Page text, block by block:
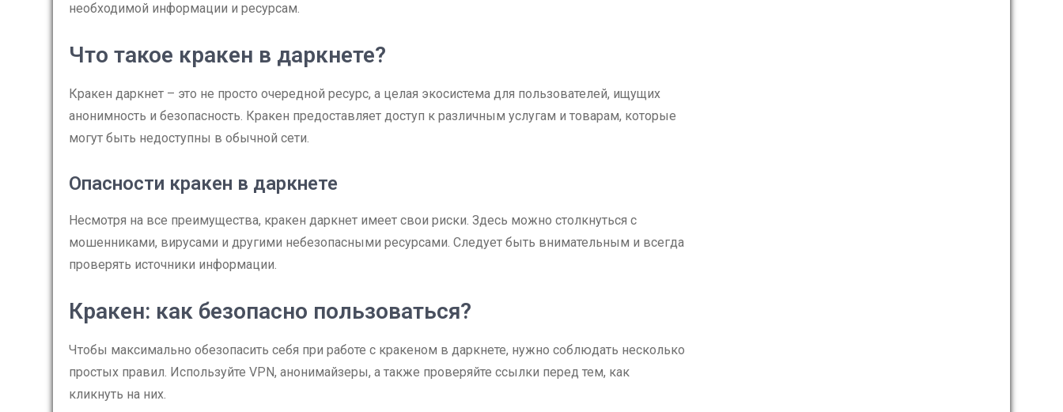
необходимой информации и ресурсам.
Что такое кракен в даркнете?
Кракен даркнет – это не просто очередной ресурс, а целая экосистема для пользователей, ищущих
анонимность и безопасность. Кракен предоставляет доступ к различным услугам и товарам, которые
могут быть недоступны в обычной сети.
Опасности кракен в даркнете
Несмотря на все преимущества, кракен даркнет имеет свои риски. Здесь можно столкнуться с
мошенниками, вирусами и другими небезопасными ресурсами. Следует быть внимательным и всегда
проверять источники информации.
Кракен: как безопасно пользоваться?
Чтобы максимально обезопасить себя при работе с кракеном в даркнете, нужно соблюдать несколько
простых правил. Используйте VPN, анонимайзеры, а также проверяйте ссылки перед тем, как
кликнуть на них.